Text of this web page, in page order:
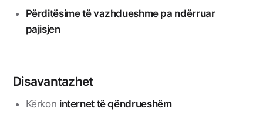
Përditësime të vazhdueshme pa ndërruar
pajisjen
Disavantazhet
Kërkon internet të qëndrueshëm